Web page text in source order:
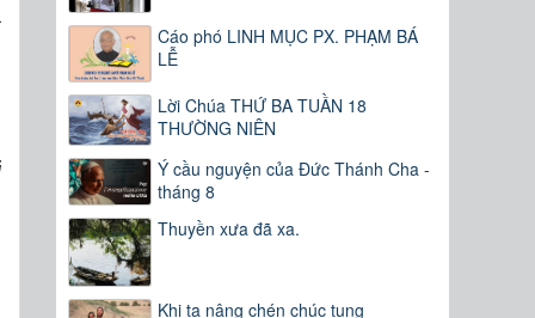
Cáo phó LINH MỤC PX. PHẠM BÁ
LỄ
Lời Chúa THỨ BA TUẦN 18
THƯỜNG NIÊN
Ý cầu nguyện của Đức Thánh Cha -
tháng 8
Thuyền xưa đã xa.
Khi ta nâng chén chúc tụng